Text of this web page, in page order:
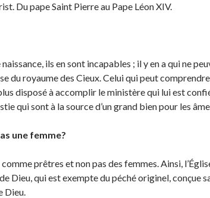
Du pape Saint Pierre au Pape Léon XIV.
ils en sont incapables ; il y en a qui ne
du royaume des Cieux. Celui qui peut
disposé à accomplir le ministère qui lui est
qui sont à la source d’un grand bien pour les
une femme?
prêtres et non pas des femmes. Ainsi,
Dieu, qui est exempte du péché originel, conçue
Dieu.